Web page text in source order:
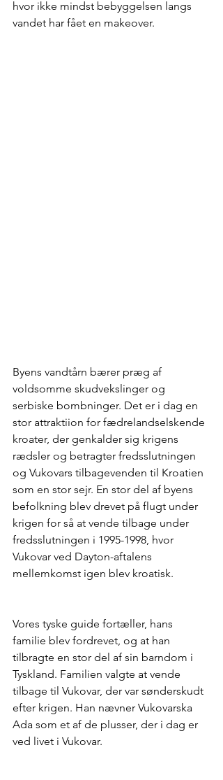
hvor ikke mindst bebyggelsen langs
vandet har fået en makeover.
Byens vandtårn bærer præg af
voldsomme skudvekslinger og
serbiske bombninger. Det er i dag en
stor attraktiion for fædrelandselskende
kroater, der genkalder sig krigens
rædsler og betragter fredsslutningen
og Vukovars tilbagevenden til Kroatien
som en stor sejr. En stor del af byens
befolkning blev drevet på flugt under
krigen for så at vende tilbage under
fredsslutningen i 1995-1998, hvor
Vukovar ved Dayton-aftalens
mellemkomst igen blev kroatisk.
Vores tyske guide fortæller, hans
familie blev fordrevet, og at han
tilbragte en stor del af sin barndom i
Tyskland. Familien valgte at vende
tilbage til Vukovar, der var sønderskudt
efter krigen. Han nævner Vukovarska
Ada som et af de plusser, der i dag er
ved livet i Vukovar.